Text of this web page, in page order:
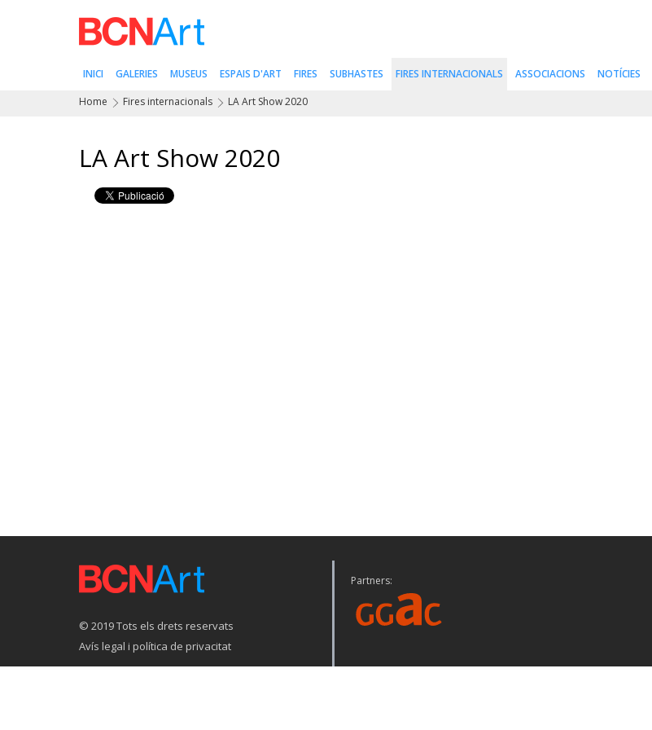
INICI GALERIES MUSEUS ESPAIS D'ART FIRES SUBHASTES FIRES INTERNACIONALS ASSOCIACIONS NOTÍCIES
Home
Fires internacionals LA Art Show 2020
LA Art Show 2020
© 2019 Tots els drets reservats
Avís legal i política de privacitat
Partners: